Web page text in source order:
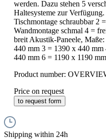
werden. Dazu stehen 5
Haltesysteme zur
Tischmontage schraubbar 2
Wandmontage schmal 4 =
breit Akustik-Paneele,
440 mm 3 = 1390 x 440
440 mm 6 = 1190 x 1190
Product number:
Price on request
to request form
Shipping within 24h